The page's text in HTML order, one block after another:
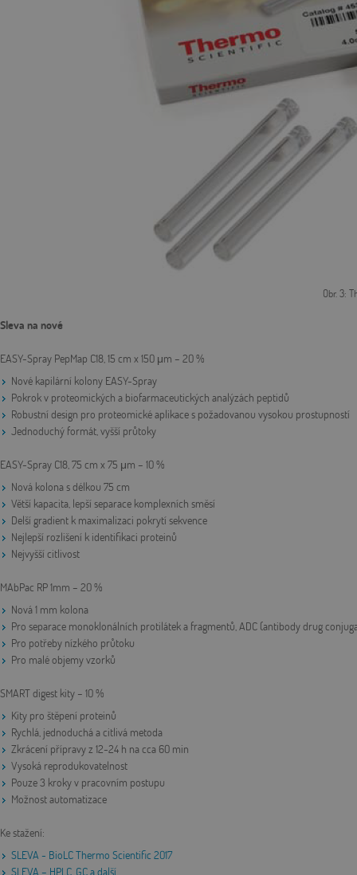
Obr. 3:
Sleva na nové
EASY-Spray PepMap C18, 15 cm x 150 μm – 20 %
Nové kapilární kolony EASY-Spray
Pokrok v proteomických a biofarmaceutických analýzách peptidů
Robustní design pro proteomické aplikace s požadovanou vysokou prostupností
Jednoduchý formát, vyšší průtoky
EASY-Spray C18, 75 cm x 75 μm – 10 %
Nová kolona s délkou 75 cm
Větší kapacita, lepší separace komplexních směsí
Delší gradient k maximalizaci pokrytí sekvence
Nejlepší rozlišení k identifikaci proteinů
Nejvyšší citlivost
MAbPac RP 1mm – 20 %
Nová 1 mm kolona
Pro separace monoklonálních protilátek a fragmentů, ADC (antibody drug
Pro potřeby nízkého průtoku
Pro malé objemy vzorků
SMART digest kity – 10 %
Kity pro štěpení proteinů
Rychlá, jednoduchá a citlivá metoda
Zkrácení přípravy z 12-24 h na cca 60 min
Vysoká reprodukovatelnost
Pouze 3 kroky v pracovním postupu
Možnost automatizace
Ke stažení:
SLEVA - BioLC Thermo Scientific 2017
SLEVA – HPLC, GC a další